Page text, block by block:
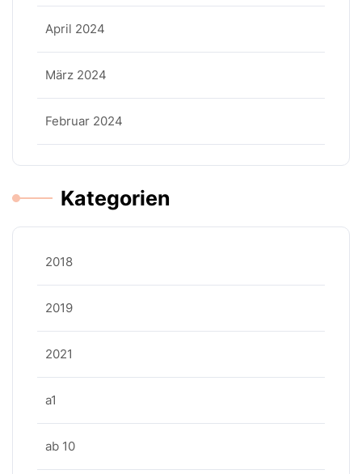
April 2024
März 2024
Februar 2024
Kategorien
2018
2019
2021
a1
ab 10